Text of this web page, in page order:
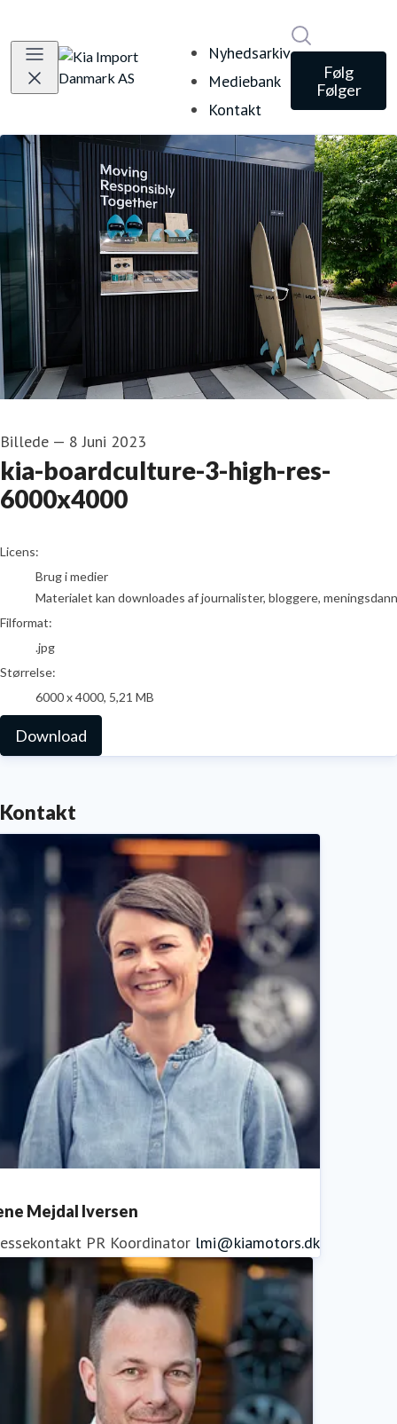
Nyhedsarkiv
Mediebank
Kontakt
Følg
Følger
Billede — 8 Juni 2023
kia-boardculture-3-high-res-
6000x4000
go to media item
Licens:
Brug i medier
Materialet kan downloades af journalister, bloggere,
Filformat:
.jpg
Størrelse:
6000 x 4000, 5,21 MB
Download
Kontakt
Mejdal Iversen
PR Koordinator lmi@kiamotors.dk